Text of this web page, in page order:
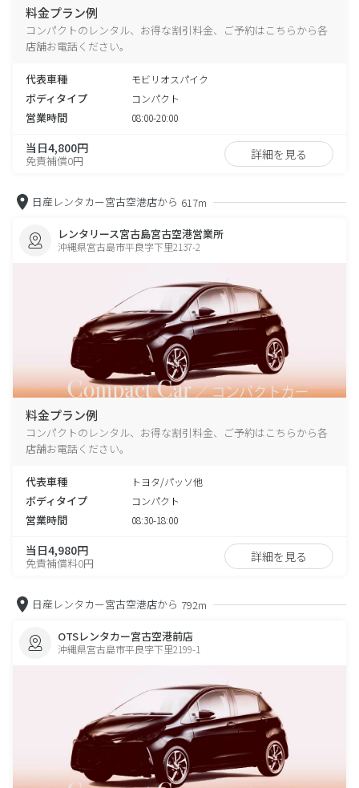
料金プラン例
コンパクトのレンタル、お得な割引料金、ご予約はこちらから各
店舗お電話ください。
代表車種 モビリオスパイク
ボディタイプ コンパクト
営業時間 08:00-20:00
当日4,800円
免責補償0円 詳細を見る
日産レンタカー宮古空港店から 617m
レンタリース宮古島宮古空港営業所
沖縄県宮古島市平良字下里2137-2
料金プラン例
コンパクトのレンタル、お得な割引料金、ご予約はこちらから各
店舗お電話ください。
代表車種 トヨタ/パッソ他
ボディタイプ コンパクト
営業時間 08:30-18:00
当日4,980円
免責補償料0円 詳細を見る
日産レンタカー宮古空港店から 792m
OTSレンタカー宮古空港前店
沖縄県宮古島市平良字下里2199-1